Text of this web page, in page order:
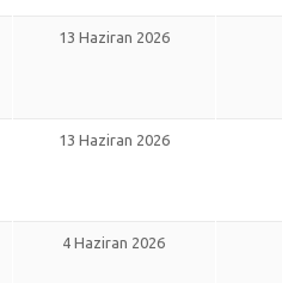
13 Haziran 2026
13 Haziran 2026
4 Haziran 2026